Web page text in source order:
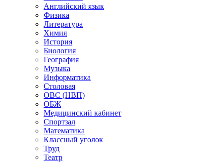
Английский язык
Физика
Литература
Химия
История
Биология
География
Музыка
Информатика
Столовая
ОВС (НВП)
ОБЖ
Медицинский кабинет
Спортзал
Математика
Классный уголок
Труд
Театр